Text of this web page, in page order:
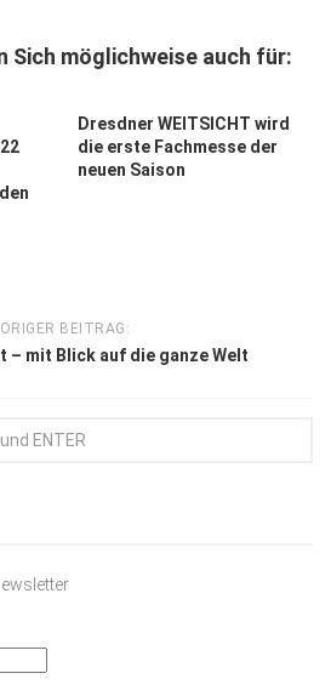
Sich möglichweise auch für:
Dresdner WEITSICHT wird
die erste Fachmesse der
neuen Saison
BEITRAG:
– mit Blick auf die ganze Welt